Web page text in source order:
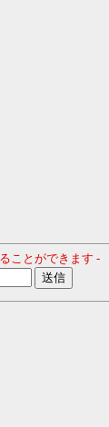
ことができます -